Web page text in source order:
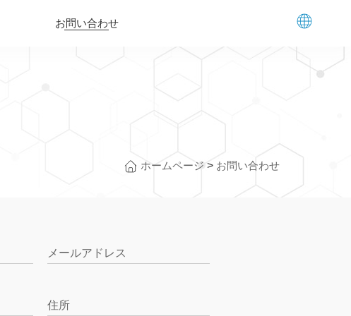
お問い合わせ
ホームページ > お問い合わせ
メールアドレス
住所